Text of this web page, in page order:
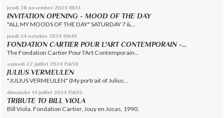
jeudi 28 novembre 2024 11h51
INVITATION OPENING - MOOD OF THE DAY
"ALL MY MOODS OF THE DAY" SATURDAY 7 &...
jeudi 24 octobre 2024 10h10
FONDATION CARTIER POUR L'ART CONTEMPORAIN -...
The Fondation Cartier Pour l'Art Contemporain...
samedi 27 juillet 2024 15h50
JULIUS VERMEULEN
"JULIUS VERMEULEN" (My portrait of Julius...
dimanche 14 juillet 2024 15h03
TRIBUTE TO BILL VIOLA
Bill Viola. Fondation Cartier, Jouy en Josas, 1990.